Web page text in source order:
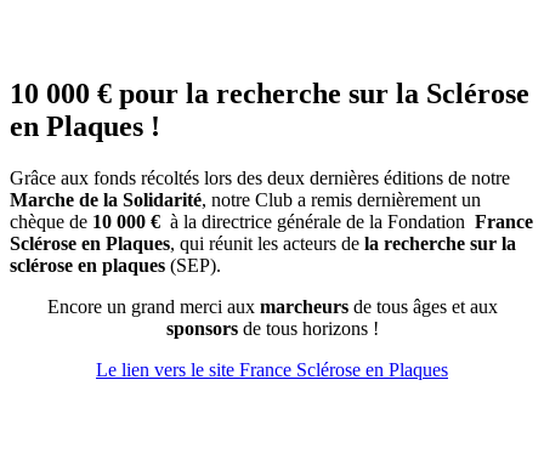
10 000 € pour la recherche sur la Sclérose
en Plaques !
Grâce aux fonds récoltés lors des deux dernières éditions de notre
Marche de la Solidarité, notre Club a remis dernièrement un
chèque de 10 000 € à la directrice générale de la Fondation France
Sclérose en Plaques, qui réunit les acteurs de la recherche sur la
sclérose en plaques (SEP).
Encore un grand merci aux marcheursde tous âges et aux
sponsorsde tous horizons !
Le lien vers le site France Sclérose en Plaques